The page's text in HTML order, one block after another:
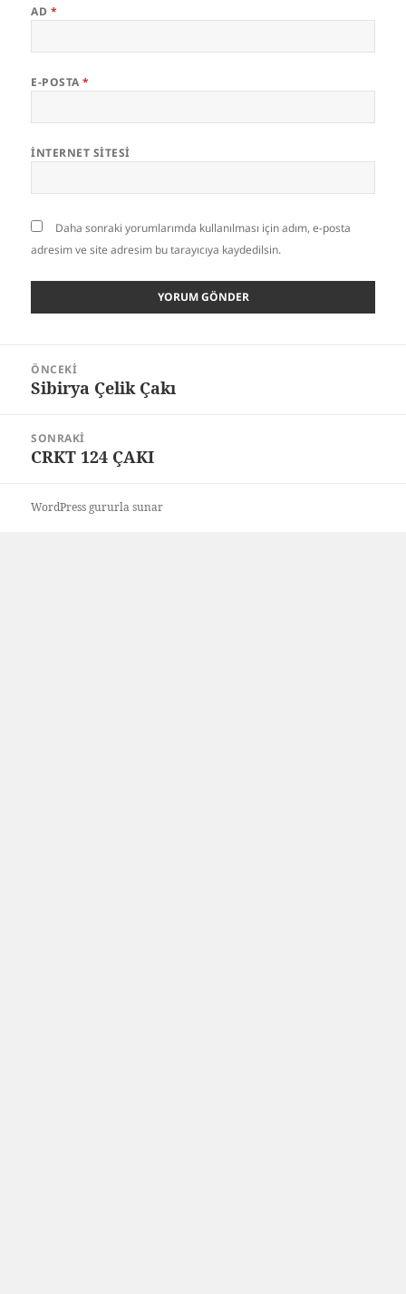
AD *
E-POSTA*
İNTERNET SITESI
Daha sonraki yorumlarımda kullanılması için adım, e-posta
adresim ve site adresim bu tarayıcıya kaydedilsin.
gezinmesi
ÖNCEKI
Önceki
Sibirya Çelik Çakı
SONRAKI
Sonraki
CRKT 124 ÇAKI
WordPress gururla sunar